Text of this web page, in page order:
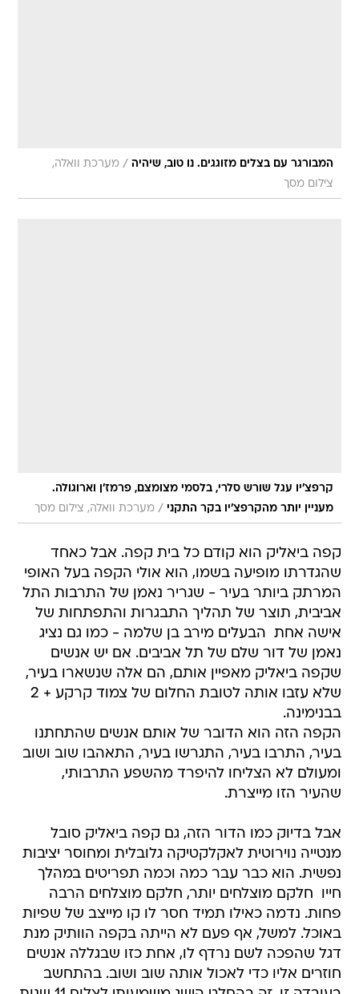
המבורגר עם בצלים מזוגגים. נו טוב, שיהיה / מערכת וואלה,
צילום מסך
קרפצ'יו עגל שורש סלרי, בלסמי מצומצם, פרמז'ן וארוגולה.
מעניין יותר מהקרפצ'יו בקר התקני / מערכת וואלה, צילום מסך
קפה ביאליק הוא קודם כל בית קפה. אבל כאחד
שהגדרתו מופיעה בשמו, הוא אולי הקפה בעל האופי
המרתק ביותר בעיר - שגריר נאמן של התרבות התל
אביבית, תוצר של תהליך התבגרות והתפתחות של
אישה אחת  הבעלים מירב בן שלמה - כמו גם נציג
נאמן של דור שלם של תל אביבים. אם יש אנשים
שקפה ביאליק מאפיין אותם, הם אלה שנשארו בעיר,
שלא עזבו אותה לטובת החלום של צמוד קרקע + 2
בבנימינה.
הקפה הזה הוא הדובר של אותם אנשים שהתחתנו
בעיר, התרבו בעיר, התגרשו בעיר, התאהבו שוב ושוב
ומעולם לא הצליחו להיפרד מהשפע התרבותי,
שהעיר הזו מייצרת.
אבל בדיוק כמו הדור הזה, גם קפה ביאליק סובל
מנטייה נוירוטית לאקלקטיקה גלובלית ומחוסר יציבות
נפשית. הוא כבר עבר כמה וכמה תפריטים במהלך
חייו  חלקם מוצלחים יותר, חלקם מוצלחים הרבה
פחות. נדמה כאילו תמיד חסר לו קו מייצב של שפיות
באוכל. למשל, אף פעם לא הייתה בקפה הוותיק מנת
דגל שהפכה לשם נרדף לו, אחת כזו שבגללה אנשים
חוזרים אליו כדי לאכול אותה שוב ושוב. בהתחשב